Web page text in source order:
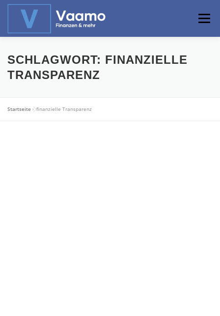
Zum
Menü
ABOUT ONLINE-RECHNER BASISWISSEN
SCHLAGWORT: FINANZIELLE
TRANSPARENZ
Startseite »finanzielle Transparenz